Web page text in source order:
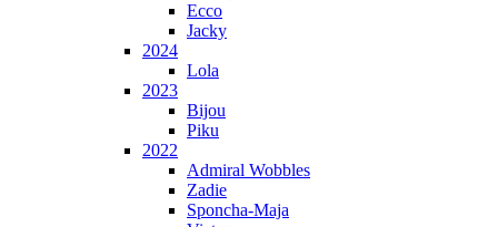
Ecco
Jacky
2024
Lola
2023
Bijou
Piku
2022
Admiral Wobbles
Zadie
Sponcha-Maja